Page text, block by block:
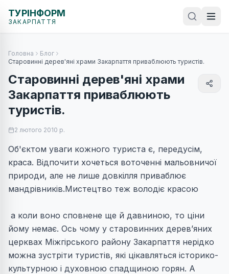
ТУРІНФОРМ
ЗАКАРПАТТЯ
Головна
Блог
Старовинні дерев'яні храми Закарпаття приваблюють туристів.
Старовинні дерев'яні храми
Закарпаття приваблюють
туристів.
2 лютого 2010 р.
Об'єктом уваги кожного туриста є, передусім,
краса. Відпочити хочеться воточенні мальовничої
природи, але не лише довкілля приваблює
мандрівників.Мистецтво теж володіє красою
а коли воно сповнене ще й давниною, то ціни
йому немає. Ось чому у старовинних дерев’яних
церквах Міжгірського району Закарпаття нерідко
можна зустріти туристів, які цікавляться історико-
культурною і духовною спадщиною горян. А